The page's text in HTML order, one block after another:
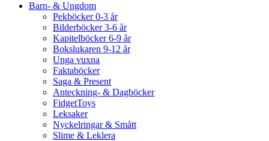
Barn- & Ungdom
Pekböcker 0-3 år
Bilderböcker 3-6 år
Kapitelböcker 6-9 år
Bokslukaren 9-12 år
Unga vuxna
Faktaböcker
Saga & Present
Anteckning- & Dagböcker
FidgetToys
Leksaker
Nyckelringar & Smått
Slime & Leklera